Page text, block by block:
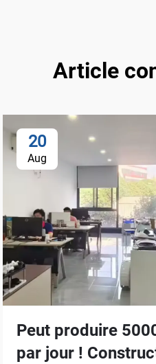
Article
20
Aug
Peut produire
par jour !